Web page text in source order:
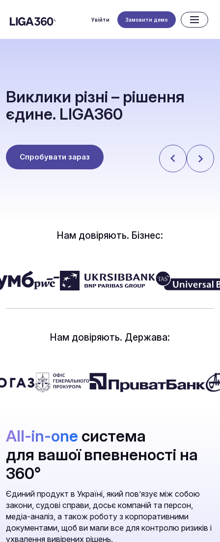
Увійти Замовити демо
Виклики різні – рішення
єдине. LIGA360
Спробувати зараз
Нам довіряють. Бізнес:
Нам довіряють. Держава:
All-in-one система
для вашої впевненості на
360°
Єдиний продукт в Україні, який повʼязує між собою
закони, судові справи, досьє компаній та персон,
медіа-аналіз, а також роботу з корпоративними
документами, щоб ви мали все для контролю ризиків і
ухвалення вивірених рішень.